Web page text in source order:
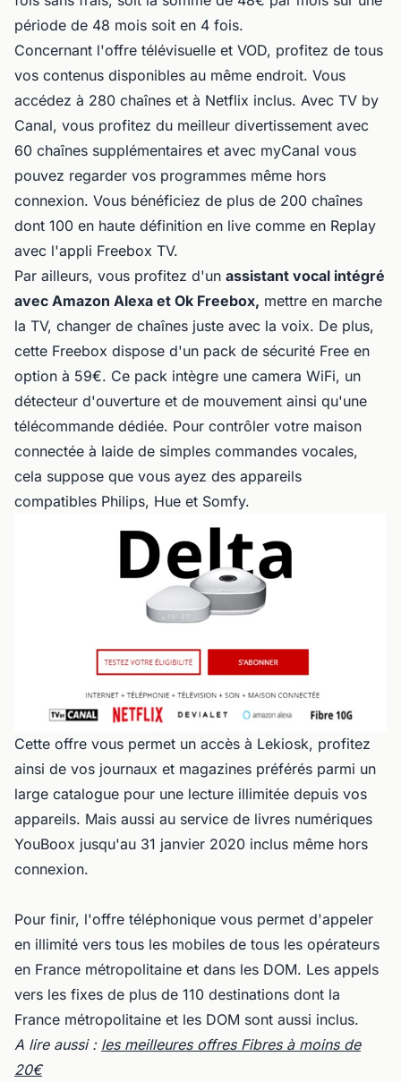
période de 48 mois soit en 4 fois.
Concernant l'offre télévisuelle et VOD, profitez de tous
vos contenus disponibles au même endroit. Vous
accédez à 280 chaînes et à Netflix inclus. Avec TV by
Canal, vous profitez du meilleur divertissement avec
60 chaînes supplémentaires et avec myCanal vous
pouvez regarder vos programmes même hors
connexion. Vous bénéficiez de plus de 200 chaînes
dont 100 en haute définition en live comme en Replay
avec l'appli Freebox TV.
Par ailleurs, vous profitez d'un assistant vocal intégré
avec Amazon Alexa et Ok Freebox, mettre en marche
la TV, changer de chaînes juste avec la voix. De plus,
cette Freebox dispose d'un pack de sécurité Free en
option à 59€. Ce pack intègre une camera WiFi, un
détecteur d'ouverture et de mouvement ainsi qu'une
télécommande dédiée. Pour contrôler votre maison
connectée à laide de simples commandes vocales,
cela suppose que vous ayez des appareils
compatibles Philips, Hue et Somfy.
Cette offre vous permet un accès à Lekiosk, profitez
ainsi de vos journaux et magazines préférés parmi un
large catalogue pour une lecture illimitée depuis vos
appareils. Mais aussi au service de livres numériques
YouBoox jusqu'au 31 janvier 2020 inclus même hors
connexion.
Pour finir, l'offre téléphonique vous permet d'appeler
en illimité vers tous les mobiles de tous les opérateurs
en France métropolitaine et dans les DOM. Les appels
vers les fixes de plus de 110 destinations dont la
France métropolitaine et les DOM sont aussi inclus.
A lire aussi : les meilleures offres Fibres à moins de
20€